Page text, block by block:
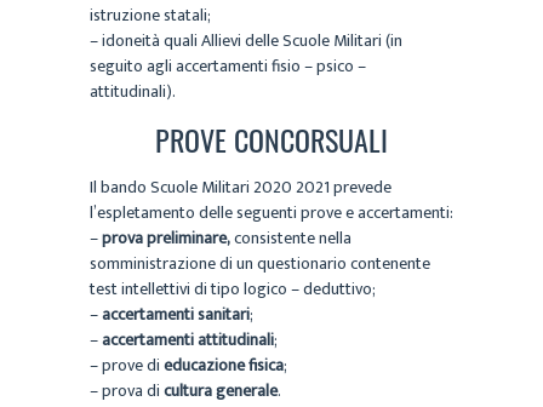
istruzione statali;
– idoneità quali Allievi delle Scuole Militari (in
seguito agli accertamenti fisio – psico –
attitudinali).
PROVE CONCORSUALI
Il bando Scuole Militari 2020 2021 prevede
l’espletamento delle seguenti prove e accertamenti:
–prova preliminare,consistente nella
somministrazione di un questionario contenente
test intellettivi di tipo logico – deduttivo;
–accertamenti sanitari;
–accertamenti attitudinali;
– prove dieducazione fisica;
– prova dicultura generale.